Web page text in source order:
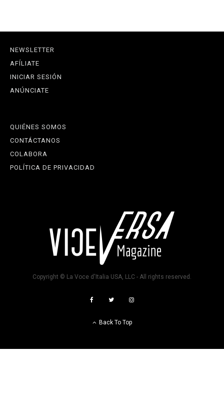
NEWSLETTER
AFÍLIATE
INICIAR SESIÓN
ANÚNCIATE
QUIÉNES SOMOS
CONTÁCTANOS
COLABORA
POLÍTICA DE PRIVACIDAD
Copyright © La Voce d'Italia USA, LLC - All rights reserved.
Back To Top